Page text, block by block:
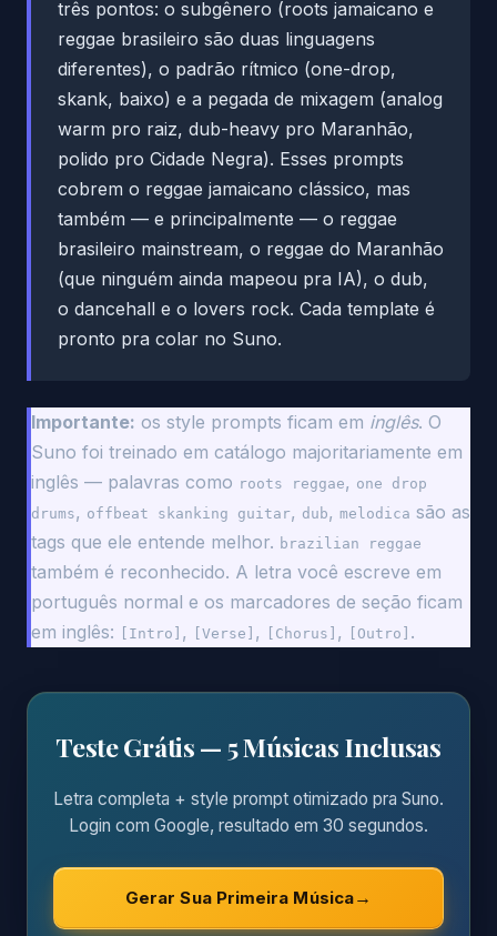
três pontos: o subgênero (roots jamaicano e
reggae brasileiro são duas linguagens
diferentes), o padrão rítmico (one-drop,
skank, baixo) e a pegada de mixagem (analog
warm pro raiz, dub-heavy pro Maranhão,
polido pro Cidade Negra). Esses prompts
cobrem o reggae jamaicano clássico, mas
também — e principalmente — o reggae
brasileiro mainstream, o reggae do Maranhão
(que ninguém ainda mapeou pra IA), o dub,
o dancehall e o lovers rock. Cada template é
pronto pra colar no Suno.
Importante: os style prompts ficam em inglês. O
Suno foi treinado em catálogo majoritariamente em
inglês — palavras como roots reggae, one drop
drums, offbeat skanking guitar, dub, melodica são as
tags que ele entende melhor. brazilian reggae
também é reconhecido. A letra você escreve em
português normal e os marcadores de seção ficam
em inglês:
[Intro] , [Verse] , [Chorus] , [Outro] .
Teste Grátis — 5 Músicas Inclusas
Letra completa + style prompt otimizado pra Suno.
Login com Google, resultado em 30 segundos.
Gerar Sua Primeira Música